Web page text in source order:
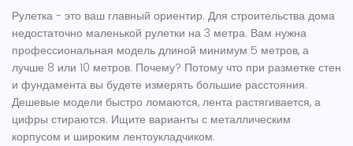
Рулетка - это ваш главный ориентир. Для строительства дома
недостаточно маленькой рулетки на 3 метра. Вам нужна
профессиональная модель длиной минимум 5 метров, а
лучше 8 или 10 метров. Почему? Потому что при разметке стен
и фундамента вы будете измерять большие расстояния.
Дешевые модели быстро ломаются, лента растягивается, а
цифры стираются. Ищите варианты с металлическим
корпусом и широким лентоукладчиком.